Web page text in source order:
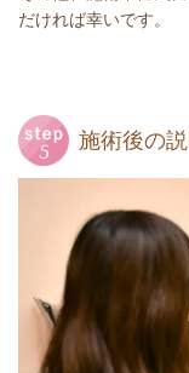
だければ幸いです。
施術後の